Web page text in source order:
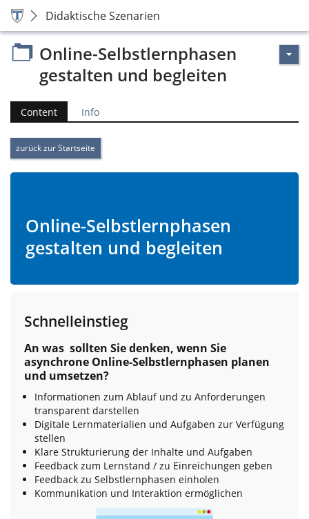
Didaktische Szenarien
Online-Selbstlernphasen
gestalten und begleiten
Content Info
zurück zur Startseite
Online-Selbstlernphasen
gestalten und begleiten
Schnelleinstieg
An was sollten Sie denken, wenn Sie
asynchrone Online-Selbstlernphasen planen
und umsetzen?
Informationen zum Ablauf und zu Anforderungen
transparent darstellen
Digitale Lernmaterialien und Aufgaben zur Verfügung
stellen
Klare Strukturierung der Inhalte und Aufgaben
Feedback zum Lernstand / zu Einreichungen geben
Feedback zu Selbstlernphasen einholen
Kommunikation und Interaktion ermöglichen